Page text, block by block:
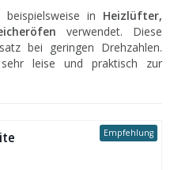
in Heizlüfter,
verwendet. Diese
bei geringen Drehzahlen.
leise und praktisch zur
Empfehlung